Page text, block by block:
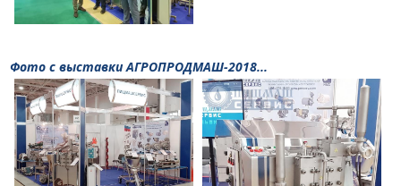
Фото с выставки АГРОПРОДМАШ-2018...